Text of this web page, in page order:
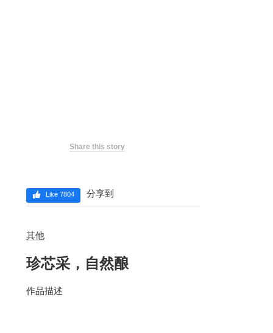
Share this story
分享到
Like 7804
其他
珍芯采，自然酿
作品描述